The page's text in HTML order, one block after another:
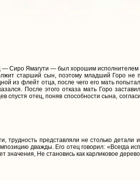
— Сиро Ямагути — был хорошим исполнителем
старший сын, поэтому младший Горо не
из флейт отца, после чего его мать
После этого отказа мать Горо
спустя отец, поняв способности сына,
представляли не столько детали
дважды. Его отец говорил: «Всегда
Не становись как карликовое